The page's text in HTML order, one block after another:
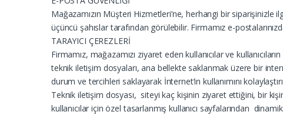
Mağazamızın Müşteri Hizmetleri’ne, herhangi bir siparişinizle
üçüncü şahıslar tarafından görülebilir. Firmamız e-
TARAYICI ÇEREZLERİ
Firmamız, mağazamızı ziyaret eden kullanıcılar ve
teknik iletişim dosyaları, ana bellekte saklanmak üzere bir
durum ve tercihleri saklayarak İnternet’in kullanımını
Teknik iletişim dosyası, siteyi kaç kişinin ziyaret ettiğini, bir
kullanıcılar için özel tasarlanmış kullanıcı sayfalarından